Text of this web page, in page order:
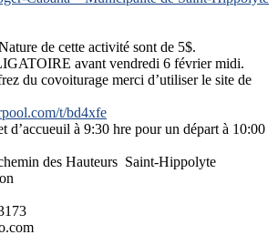
de cette activité sont de 5$.
avant vendredi 6 février midi.
du covoiturage merci d’utiliser le site de
t/bd4xfe
d’accueuil à 9:30 hre pour un départ à 10:00
des Hauteurs Saint-Hippolyte